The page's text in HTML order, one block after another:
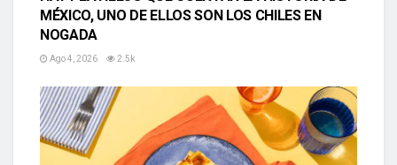
MÉXICO, UNO DE ELLOS SON LOS CHILES EN
NOGADA
Ago 4, 2026 2.5k